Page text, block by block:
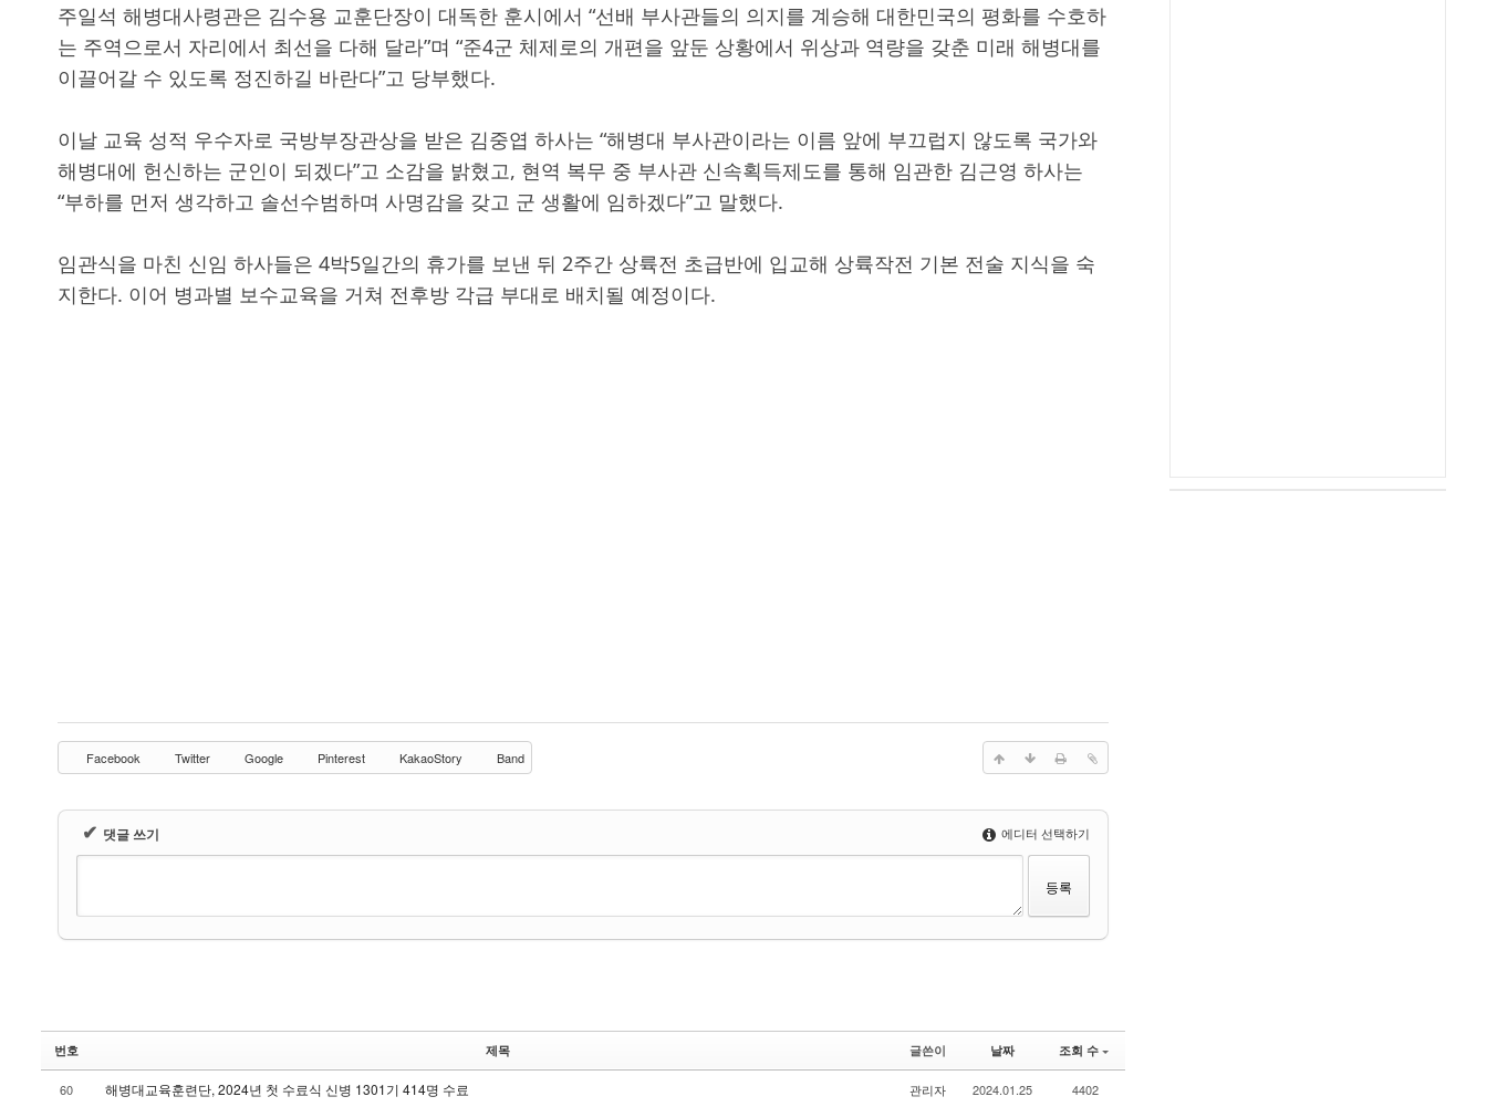
주일석 해병대사령관은 김수용 교훈단장이 대독한 훈시에서 “선배 부사관들의 의지를 계승해 대한민국의 평화를 수호하
는 주역으로서 자리에서 최선을 다해 달라”며 “준4군 체제로의 개편을 앞둔 상황에서 위상과 역량을 갖춘 미래 해병대를
이끌어갈 수 있도록 정진하길 바란다”고 당부했다.
이날 교육 성적 우수자로 국방부장관상을 받은 김중엽 하사는 “해병대 부사관이라는 이름 앞에 부끄럽지 않도록 국가와
해병대에 헌신하는 군인이 되겠다”고 소감을 밝혔고, 현역 복무 중 부사관 신속획득제도를 통해 임관한 김근영 하사는
“부하를 먼저 생각하고 솔선수범하며 사명감을 갖고 군 생활에 임하겠다”고 말했다.
임관식을 마친 신임 하사들은 4박5일간의 휴가를 보낸 뒤 2주간 상륙전 초급반에 입교해 상륙작전 기본 전술 지식을 숙
지한다. 이어 병과별 보수교육을 거쳐 전후방 각급 부대로 배치될 예정이다.
Facebook Twitter Google Pinterest KakaoStory Band
✔ 댓글 쓰기 에디터 선택하기
번호 제목 글쓴이 날짜 조회 수
60 해병대교육훈련단, 2024년 첫 수료식 신병 1301기 414명 수료 관리자 2024.01.25 4402